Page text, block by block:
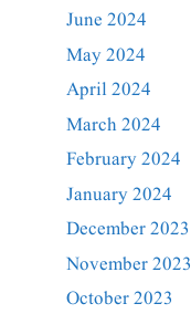
June 2024
May 2024
April 2024
March 2024
February 2024
January 2024
December 2023
November 2023
October 2023